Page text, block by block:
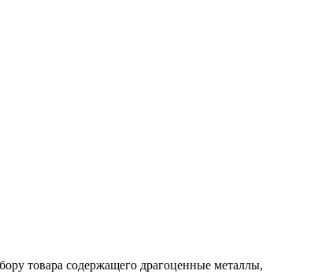
товара содержащего драгоценные металлы,